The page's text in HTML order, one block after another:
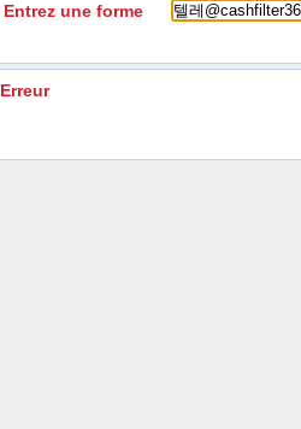
Entrez une forme
Erreur